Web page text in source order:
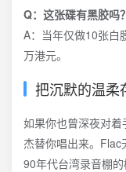
Q：这张碟有黑胶吗？
A：当年仅做10张白
万港元。
把沉默的温柔
如果你也曾深夜对着
杰替你唱出来。
90年代台湾录音棚